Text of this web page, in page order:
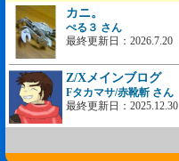
カニ。
ぺる３ さん
最終更新日：2026.7.20
Z/Xメインブログ
Fタカマサ/赤靴斬 さん
最終更新日：2025.12.30